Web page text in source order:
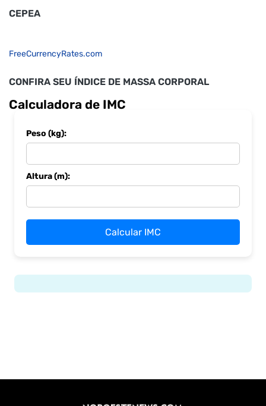
CEPEA
FreeCurrencyRates.com
CONFIRA SEU ÍNDICE DE MASSA CORPORAL
Calculadora de IMC
Peso (kg):
Altura (m):
Calcular IMC